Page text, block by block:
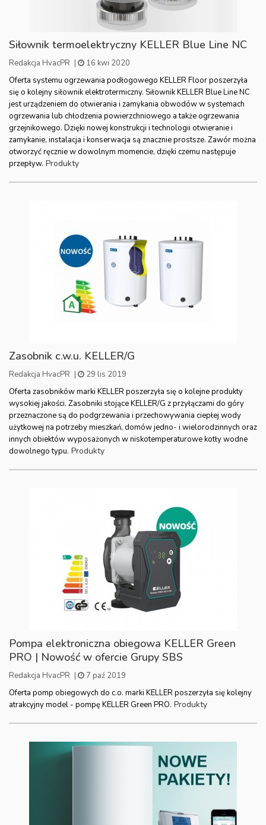
Siłownik termoelektryczny KELLER Blue Line NC
Redakcja HvacPR |
16 kwi 2020
Oferta systemu ogrzewania podłogowego KELLER Floor poszerzyła
się o kolejny siłownik elektrotermiczny. Siłownik KELLER Blue Line NC
jest urządzeniem do otwierania i zamykania obwodów w systemach
ogrzewania lub chłodzenia powierzchniowego a także ogrzewania
grzejnikowego. Dzięki nowej konstrukcji i technologii otwieranie i
zamykanie, instalacja i konserwacja są znacznie prostsze. Zawór można
otworzyć ręcznie w dowolnym momencie, dzięki czemu następuje
przepływ. Produkty
Zasobnik c.w.u. KELLER/G
Redakcja HvacPR |
29 lis 2019
Oferta zasobników marki KELLER poszerzyła się o kolejne produkty
wysokiej jakości. Zasobniki stojące KELLER/G z przyłączami do góry
przeznaczone są do podgrzewania i przechowywania ciepłej wody
użytkowej na potrzeby mieszkań, domów jedno- i wielorodzinnych oraz
innych obiektów wyposażonych w niskotemperaturowe kotły wodne
dowolnego typu. Produkty
Pompa elektroniczna obiegowa KELLER Green
PRO | Nowość w ofercie Grupy SBS
Redakcja HvacPR |
7 paź 2019
Oferta pomp obiegowych do c.o. marki KELLER poszerzyła się kolejny
atrakcyjny model - pompę KELLER Green PRO. Produkty